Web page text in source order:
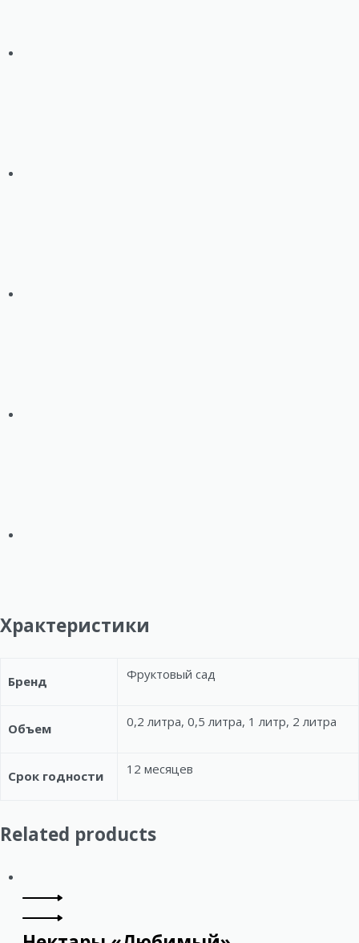
Храктеристики
Бренд Фруктовый сад
Объем 0,2 литра, 0,5 литра, 1 литр, 2 литра
Срок годности 12 месяцев
Related products